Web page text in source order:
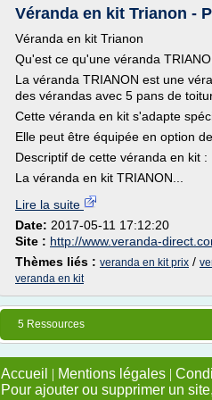
Véranda en kit Trianon -
Véranda en kit Trianon
Qu'est ce qu'une véranda
La véranda TRIANON est une
des vérandas avec 5 pans de
Cette véranda en kit s'adapte
Elle peut être équipée en option
Descriptif de cette véranda en kit :
La véranda en kit TRIANON...
Lire la suite
Date: 2017-05-11 17:12:20
Site : http://www.veranda-
Thèmes liés : veranda en kit prix /
veranda en kit
5 Ressources
Accueil | Mentions légales |
Pour ajouter ou supprimer un